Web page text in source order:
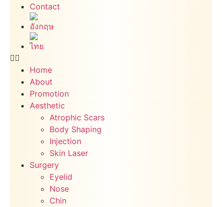
Contact
Home
About
Promotion
Aesthetic
Atrophic Scars
Body Shaping
Injection
Skin Laser
Surgery
Eyelid
Nose
Chin